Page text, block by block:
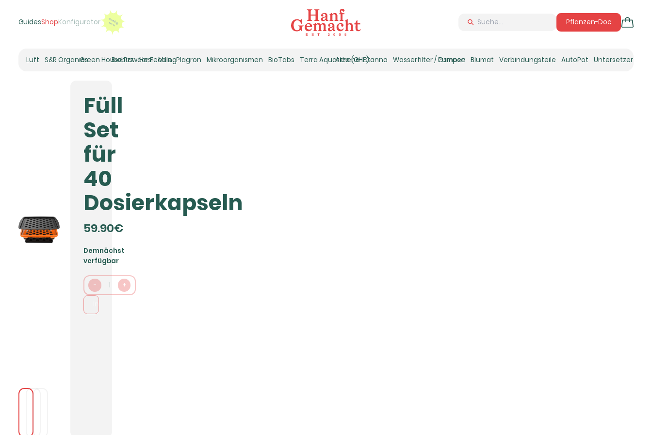
GuidesShopKonfigurator Pflanzen-Doc
Luft
Umluft-Ventilatoren
Rohrventilatoren
S&R OrganicsGreen House Powder Feeding
Biobizz Hesi Mills Plagron Mikroorganismen BioTabs Terra Aquatica (GHE)
Athena Canna Wasserfilter / Osmose
Pumpen Blumat Verbindungsteile AutoPot Untersetzer
Füll
Set
für
40
Dosierkapseln
59.90€
Demnächst
verfügbar
- 1 +